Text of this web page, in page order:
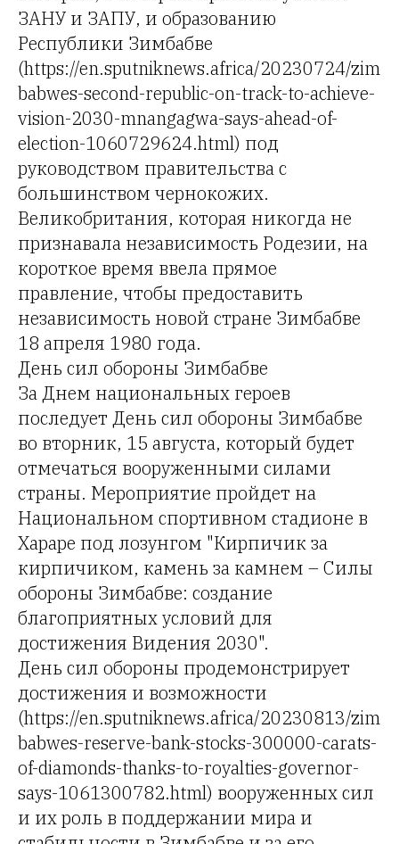
ЗАНУ и ЗАПУ, и образованию
Республики Зимбабве
(https://en.sputniknews.africa/20230724/zim
babwes-second-republic-on-track-to-achieve-
vision-2030-mnangagwa-says-ahead-of-
election-1060729624.html) под
руководством правительства с
большинством чернокожих.
Великобритания, которая никогда не
признавала независимость Родезии, на
короткое время ввела прямое
правление, чтобы предоставить
независимость новой стране Зимбабве
18 апреля 1980 года.
День сил обороны Зимбабве
За Днем национальных героев
последует День сил обороны Зимбабве
во вторник, 15 августа, который будет
отмечаться вооруженными силами
страны. Мероприятие пройдет на
Национальном спортивном стадионе в
Хараре под лозунгом "Кирпичик за
кирпичиком, камень за камнем – Силы
обороны Зимбабве: создание
благоприятных условий для
достижения Видения 2030".
День сил обороны продемонстрирует
достижения и возможности
(https://en.sputniknews.africa/20230813/zim
babwes-reserve-bank-stocks-300000-carats-
of-diamonds-thanks-to-royalties-governor-
says-1061300782.html) вооруженных сил
и их роль в поддержании мира и